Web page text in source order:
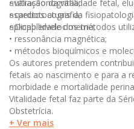
avaliação da vitalidade fetal,
aspectos atuais da
aplicabilidade dos métodos
• ultrassonografia;
• cardiotocografia;
• Dopplervelocimetria;
• ressonância magnética;
• métodos bioquímicos e
Os autores pretendem
fetais ao nascimento e para a
morbidade e mortalidade
Vitalidade fetal faz parte da
Obstetrícia.
+ Ver mais